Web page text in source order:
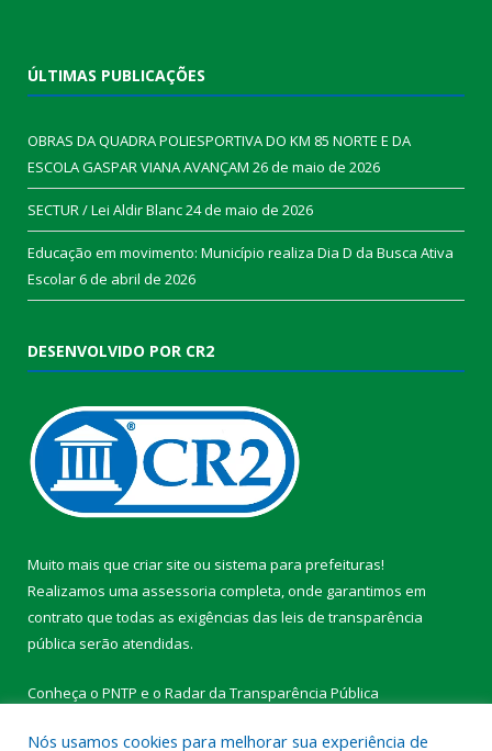
ÚLTIMAS PUBLICAÇÕES
OBRAS DA QUADRA POLIESPORTIVA DO KM 85 NORTE E DA
ESCOLA GASPAR VIANA AVANÇAM 26 de maio de 2026
SECTUR / Lei Aldir Blanc24 de maio de 2026
Educação em movimento: Município realiza Dia D da Busca Ativa
Escolar6 de abril de 2026
DESENVOLVIDO POR CR2
Muito mais que criar site ou sistema para prefeituras!
Realizamos uma assessoria completa, onde garantimos em
contrato que todas as exigências das leis de transparência
pública serão atendidas.
Conheça o PNTP e o Radar da Transparência Pública
Nós usamos cookies para melhorar sua experiência de